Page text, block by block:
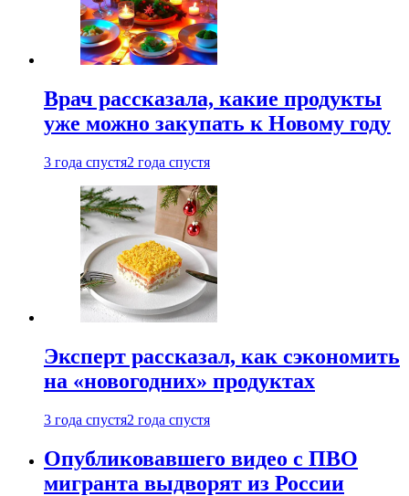
Врач рассказала, какие продукты
уже можно закупать к Новому году
3 года спустя2 года спустя
Эксперт рассказал, как сэкономить
на «новогодних» продуктах
3 года спустя2 года спустя
Опубликовавшего видео с ПВО
мигранта выдворят из России